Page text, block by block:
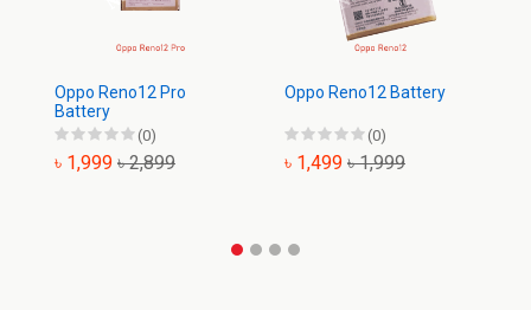
Oppo Reno12 Pro
Battery
(0)
৳ 1,999 ৳ 2,899
Oppo Reno12 Battery
(0)
৳ 1,499 ৳ 1,999